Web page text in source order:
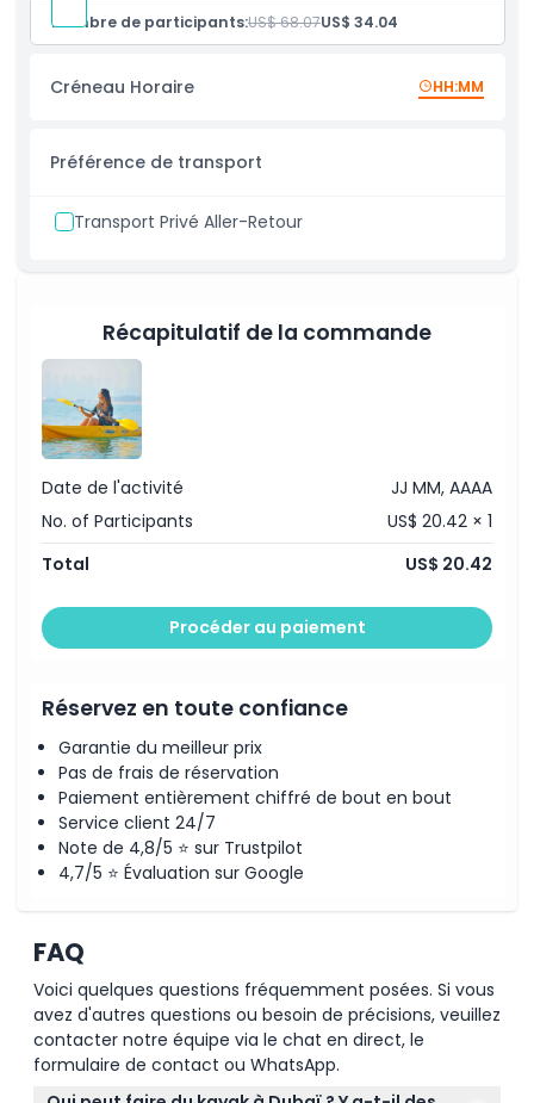
Emplacement
Location de kayak double de 60 minutes
Balade pittoresque avec vues sur la silhouette de
Convient aux débutants et aux kayakistes
Nombre de participants:US$ 68.07US$ 34.04
Créneau Horaire HH:MM
Préférence de transport
Transport Privé Aller-Retour
Récapitulatif de la commande
Date de l'activité
JJ MM, AAAA
No. of Participants
US$ 20.42 × 1
Total
US$ 20.42
Procéder au paiement
Réservez en toute confiance
Garantie du meilleur prix
Pas de frais de réservation
Paiement entièrement chiffré de bout en bout
Service client 24/7
Note de 4,8/5 ⭐ sur Trustpilot
4,7/5 ⭐ Évaluation sur Google
FAQ
Voici quelques questions fréquemment posées. Si vous
avez d'autres questions ou besoin de précisions, veuillez
contacter notre équipe via le chat en direct, le
formulaire de contact ou WhatsApp.